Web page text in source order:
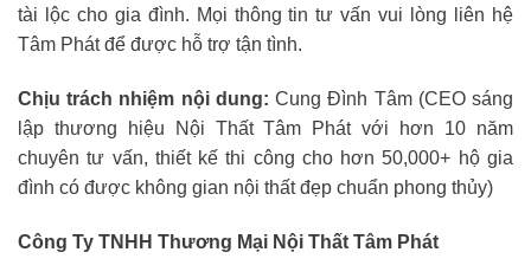
tài lộc cho gia đình. Mọi thông tin tư vấn vui lòng liên hệ
Tâm Phát để được hỗ trợ tận tình.
Chịu trách nhiệm nội dung: Cung Đình Tâm (CEO sáng
lập thương hiệu Nội Thất Tâm Phát với hơn 10 năm
chuyên tư vấn, thiết kế thi công cho hơn 50,000+ hộ gia
đình có được không gian nội thất đẹp chuẩn phong thủy)
Công Ty TNHH Thương Mại Nội Thất Tâm Phát